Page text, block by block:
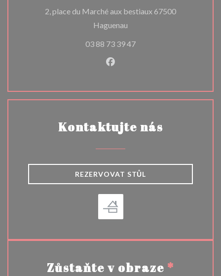
2, place du Marché aux bestiaux 67500
Haguenau
03 88 73 39 47
Facebook ((otevře se v
Kontaktujte nás
REZERVOVAT STŮL
Zůstaňte v obraze *